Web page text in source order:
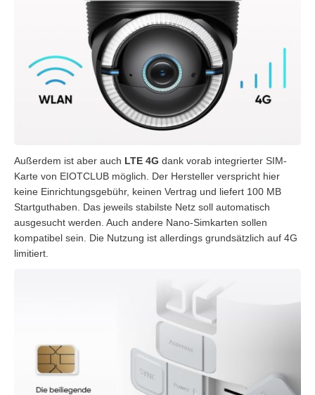
Außerdem ist aber auch LTE 4G dank vorab integrierter SIM-
Karte von EIOTCLUB möglich. Der Hersteller verspricht hier
keine Einrichtungsgebühr, keinen Vertrag und liefert 100 MB
Startguthaben. Das jeweils stabilste Netz soll automatisch
ausgesucht werden. Auch andere Nano-Simkarten sollen
kompatibel sein. Die Nutzung ist allerdings grundsätzlich auf 4G
limitiert.